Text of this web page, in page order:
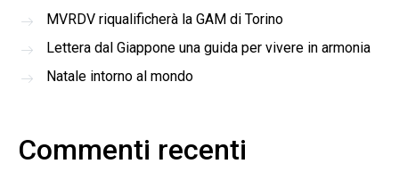
MVRDV riqualificherà la GAM di Torino
Lettera dal Giappone una guida per vivere in armonia
Natale intorno al mondo
Commenti recenti